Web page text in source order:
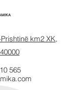
km2 XK,
565